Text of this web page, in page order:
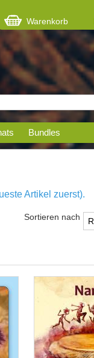
Warenkorb
Bundles
Artikel zuerst).
Sortieren nach